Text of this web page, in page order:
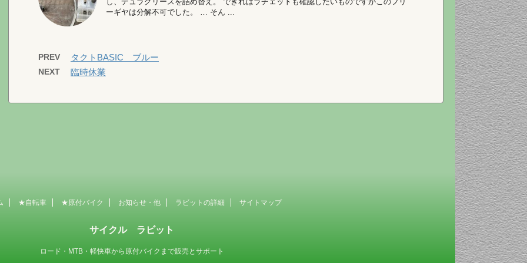
ーギヤは分解不可でした。 … そん ...
PREV タクトBASIC ブルー
NEXT 臨時休業
★自転車 ★原付バイク お知らせ・他 ラビットの詳細 サイトマップ
サイクル ラビット
ロード・MTB・軽快車から原付バイクまで販売とサポート